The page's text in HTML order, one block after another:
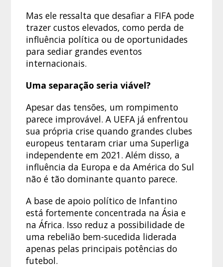
Mas ele ressalta que desafiar a FIFA pode
trazer custos elevados, como perda de
influência política ou de oportunidades
para sediar grandes eventos
internacionais.
Uma separação seria viável?
Apesar das tensões, um rompimento
parece improvável. A UEFA já enfrentou
sua própria crise quando grandes clubes
europeus tentaram criar uma Superliga
independente em 2021. Além disso, a
influência da Europa e da América do Sul
não é tão dominante quanto parece.
A base de apoio político de Infantino
está fortemente concentrada na Ásia e
na África. Isso reduz a possibilidade de
uma rebelião bem-sucedida liderada
apenas pelas principais potências do
futebol.